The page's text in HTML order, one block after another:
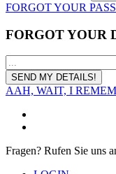
FORGOT YOUR
FORGOT YOUR
AAH, WAIT, I
Fragen? Rufen Sie uns